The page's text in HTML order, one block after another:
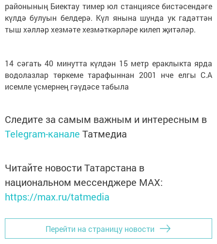
районының Биектау тимер юл станциясе бистәсендәге
күлдә булуын белдерә. Күл янына шунда ук гадәттән
тыш хәлләр хезмәте хезмәткәрләре килеп җитәләр.
14 сәгать 40 минутта күлдән 15 метр ераклыкта ярда
водолазлар төркеме тарафыннан 2001 нче елгы С.А
исемле үсмернең гәүдәсе табыла
Следите за самым важным и интересным в
Telegram-канале Татмедиа
Читайте новости Татарстана в
национальном мессенджере MАХ:
https://max.ru/tatmedia
Перейти на страницу новости